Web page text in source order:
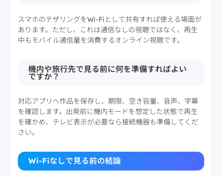
スマホのテザリングをWi-Fiとして共有すれば使える場面が
あります。ただし、これは通信なしの視聴ではなく、再生
中もモバイル通信量を消費するオンライン視聴です。
機内や旅行先で見る前に何を準備すればよい
ですか？
対応アプリへ作品を保存し、期限、空き容量、音声、字幕
を確認します。出発前に機内モードを想定した状態で再生
を確かめ、テレビ表示が必要なら接続機器も準備してくだ
さい。
Wi-Fiなしで見る前の結論